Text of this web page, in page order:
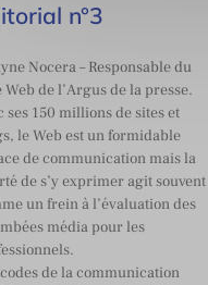
n°3
Nocera – Responsable du
Web de l’Argus de la presse.
ses 150 millions de sites et
le Web est un formidable
de communication mais la
de s’y exprimer agit souvent
un frein à l’évaluation des
média pour les
de la communication